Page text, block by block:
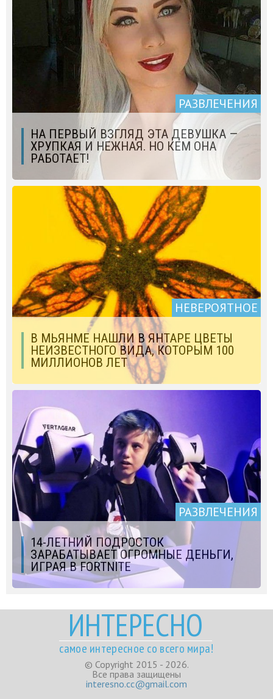
РАЗВЛЕЧЕНИЯ
НА ПЕРВЫЙ ВЗГЛЯД ЭТА ДЕВУШКА —
ХРУПКАЯ И НЕЖНАЯ. НО КЕМ ОНА
РАБОТАЕТ!
НЕВЕРОЯТНОЕ
В МЬЯНМЕ НАШЛИ В ЯНТАРЕ ЦВЕТЫ
НЕИЗВЕСТНОГО ВИДА, КОТОРЫМ 100
МИЛЛИОНОВ ЛЕТ
РАЗВЛЕЧЕНИЯ
14-ЛЕТНИЙ ПОДРОСТОК
ЗАРАБАТЫВАЕТ ОГРОМНЫЕ ДЕНЬГИ,
ИГРАЯ В FORTNITE
ИНТЕРЕСНО
самое интересное со всего мира!
© Copyright 2015 - 2026.
Все права защищены
interesno.cc@gmail.com